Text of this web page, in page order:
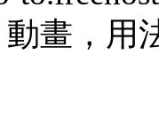
動畫，